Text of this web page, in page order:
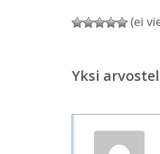
(ei
Yksi